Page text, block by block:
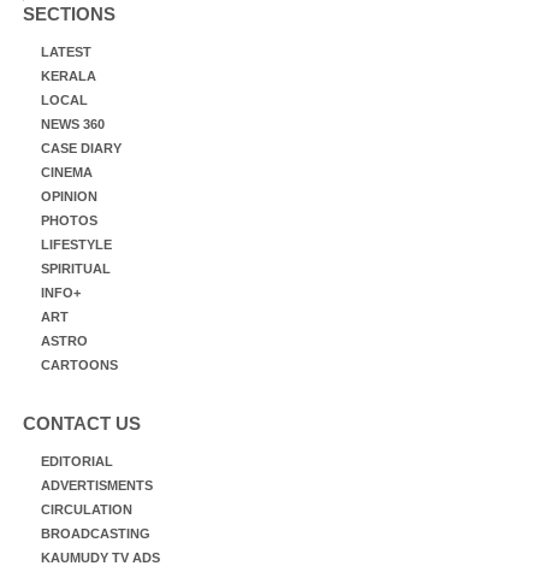
SECTIONS
LATEST
KERALA
LOCAL
NEWS 360
CASE DIARY
CINEMA
OPINION
PHOTOS
LIFESTYLE
SPIRITUAL
INFO+
ART
ASTRO
CARTOONS
CONTACT US
EDITORIAL
ADVERTISMENTS
CIRCULATION
BROADCASTING
KAUMUDY TV ADS